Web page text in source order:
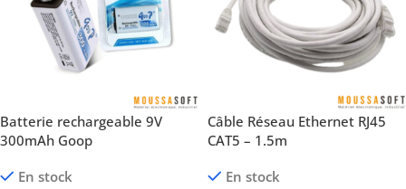
Batterie rechargeable 9V
300mAh Goop
En stock
Câble Réseau Ethernet RJ45
CAT5 – 1.5m
En stock